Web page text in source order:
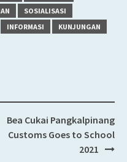
SOSIALISASI
INFORMASI
KUNJUNGAN
Bea Cukai Pangkalpinang
Customs Goes to School
2021